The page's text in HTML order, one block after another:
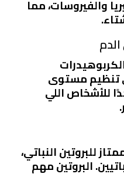
والفيروسات، مما
تنظيم مستوى
للأشخاص اللي
للبروتين النباتي،
البروتين مهم